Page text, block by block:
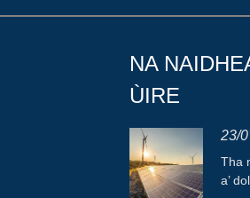
NA
ÙIRE
23/
Tha
a’